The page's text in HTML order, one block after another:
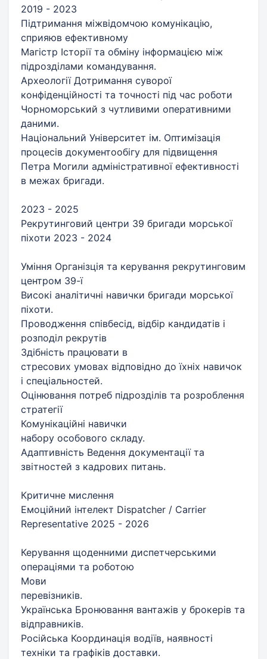
2019 - 2023
Підтримання міжвідомчою комунікацію,
сприяюв ефективному
Магістр Історії та обміну інформацією між
підрозділами командування.
Археології Дотримання суворої
конфіденційності та точності під час роботи
Чорноморський з чутливими оперативними
даними.
Національний Університет ім. Оптимізація
процесів документообігу для підвищення
Петра Могили адміністративної ефективності
в межах бригади.
2023 - 2025
Рекрутинговий центри 39 бригади морської
піхоти 2023 - 2024
Уміння Організція та керування рекрутинговим
центром 39-ї
Високі аналітичні навички бригади морської
піхоти.
Проводження співбесід, відбір кандидатів і
розподіл рекрутів
Здібність працювати в
стресових умовах відповідно до їхніх навичок
і спеціальностей.
Оцінювання потреб підрозділів та розроблення
стратегії
Комунікаційні навички
набору особового складу.
Адаптивність Ведення документації та
звітностей з кадрових питань.
Критичне мислення
Емоційний інтелект Dispatcher / Carrier
Representative 2025 - 2026
Керування щоденними диспетчерськими
операціями та роботою
Мови
перевізників.
Українська Бронювання вантажів у брокерів та
відправників.
Російська Координація водіїв, наявності
техніки та графіків доставки.